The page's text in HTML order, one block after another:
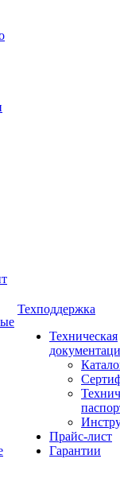
Техподдержка
Техническая
Прайс-лист
Гарантии